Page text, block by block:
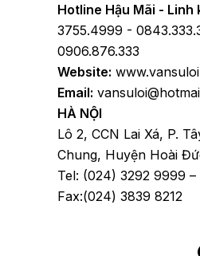
Hotline Hậu Mãi - Linh
3755.4999 -
0906.876.333
Website:
Email:
HÀ NỘI
Lô 2, CCN Lai Xá, P.
Chung, Huyện Hoài
Tel: (024) 3292 9999 –
Fax:(024) 3839 8212